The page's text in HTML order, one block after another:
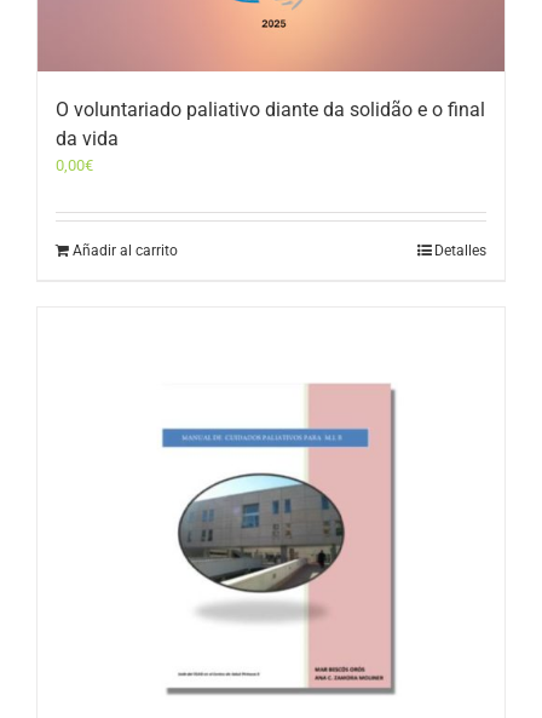
O voluntariado paliativo diante da solidão e o final
da vida
0,00€
Añadir al carrito Detalles